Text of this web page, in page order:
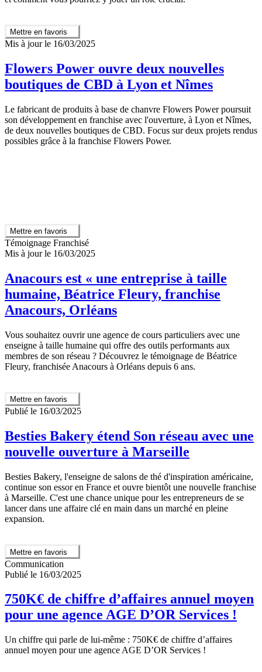
Mettre en favoris
Mis à jour le 16/03/2025
Flowers Power ouvre deux nouvelles
boutiques de CBD à Lyon et Nîmes
Le fabricant de produits à base de chanvre Flowers Power poursuit
son développement en franchise avec l'ouverture, à Lyon et Nîmes,
de deux nouvelles boutiques de CBD. Focus sur deux projets rendus
possibles grâce à la franchise Flowers Power.
Mettre en favoris
Témoignage Franchisé
Mis à jour le 16/03/2025
Anacours est « une entreprise à taille
humaine, Béatrice Fleury, franchise
Anacours, Orléans
Vous souhaitez ouvrir une agence de cours particuliers avec une
enseigne à taille humaine qui offre des outils performants aux
membres de son réseau ? Découvrez le témoignage de Béatrice
Fleury, franchisée Anacours à Orléans depuis 6 ans.
Mettre en favoris
Publié le 16/03/2025
Besties Bakery étend Son réseau avec une
nouvelle ouverture à Marseille
Besties Bakery, l'enseigne de salons de thé d'inspiration américaine,
continue son essor en France et ouvre bientôt une nouvelle franchise
à Marseille. C'est une chance unique pour les entrepreneurs de se
lancer dans une affaire clé en main dans un marché en pleine
expansion.
Mettre en favoris
Communication
Publié le 16/03/2025
750K€ de chiffre d’affaires annuel moyen
pour une agence AGE D’OR Services !
Un chiffre qui parle de lui-même : 750K€ de chiffre d’affaires
annuel moyen pour une agence AGE D’OR Services !